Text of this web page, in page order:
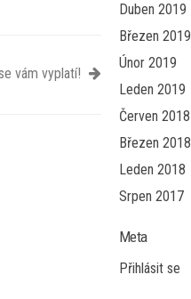
vám vyplatí!
Duben 2019
Březen 2019
Únor 2019
Leden 2019
Červen 2018
Březen 2018
Leden 2018
Srpen 2017
Meta
Přihlásit se